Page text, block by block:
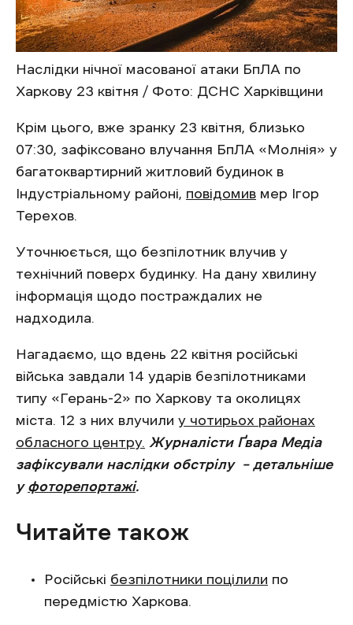
Наслідки нічної масованої атаки БпЛА по
Харкову 23 квітня / Фото: ДСНС Харківщини
Крім цього, вже зранку 23 квітня, близько
07:30, зафіксовано влучання БпЛА «Молнія» у
багатоквартирний житловий будинок в
Індустріальному районі, повідомив мер Ігор
Терехов.
Уточнюється, що безпілотник влучив у
технічний поверх будинку. На дану хвилину
інформація щодо постраждалих не
надходила.
Нагадаємо, що вдень 22 квітня російські
війська завдали 14 ударів безпілотниками
типу «Герань-2» по Харкову та околицях
міста. 12 з них влучили у чотирьох районах
обласного центру. Журналісти Ґвара Медіа
зафіксували наслідки обстрілу – детальніше
у фоторепортажі.
Читайте також
Російські безпілотники поцілили по
передмістю Харкова.